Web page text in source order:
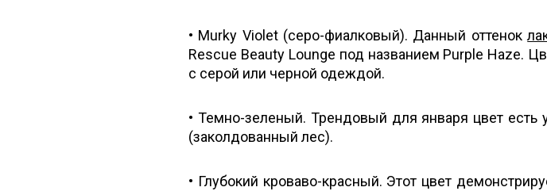
• Murky Violet (серо-фиалковый). Данный оттенок
Rescue Beauty Lounge под названием Purple Haze.
с серой или черной одеждой.
• Темно-зеленый. Трендовый для января цвет есть
(заколдованный лес).
• Глубокий кроваво-красный. Этот цвет